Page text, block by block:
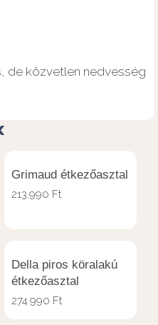
de közvetlen nedvesség
Grimaud étkezőasztal
213.990 Ft
Della piros köralakú
étkezőasztal
274.990 Ft